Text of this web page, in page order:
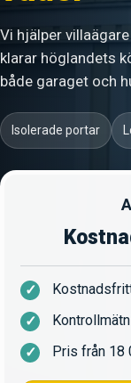
Vi hjälper
klarar höglandets
både garaget och
Isolerade portar
Pris från 18